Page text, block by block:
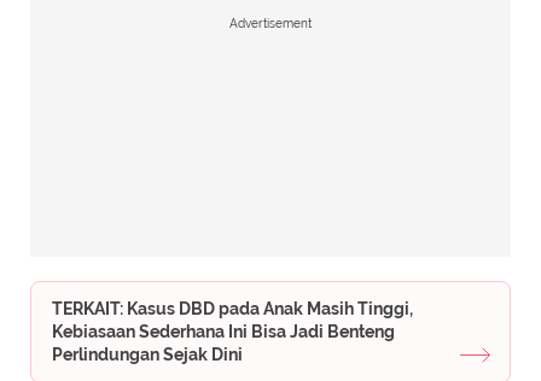
Advertisement
TERKAIT: Kasus DBD pada Anak Masih Tinggi,
Kebiasaan Sederhana Ini Bisa Jadi Benteng
Perlindungan Sejak Dini